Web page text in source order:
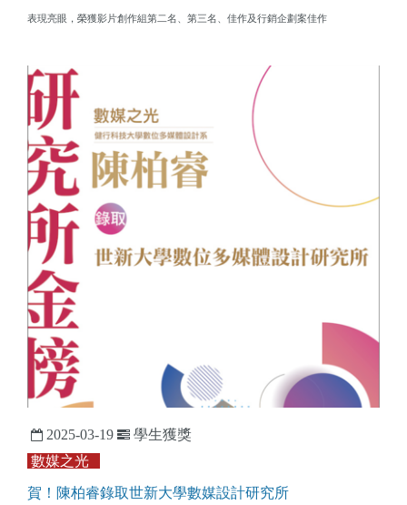
表現亮眼，榮獲影片創作組第二名、第三名、佳作及行銷企劃案佳作
2025-03-19
學生獲獎
數媒之光
賀！陳柏睿錄取世新大學數媒設計研究所